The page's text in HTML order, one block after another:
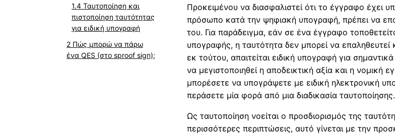
Ταυτοποίηση και
πιστοποίηση ταυτότητας
για ειδική υπογραφή
Πώς μπορώ να πάρω
ένα QES (στο sproof sign);
Προκειμένου να διασφαλιστεί ότι το έγγραφο έχει
πρόσωπο κατά την ψηφιακή υπογραφή, πρέπει να
του. Για παράδειγμα, εάν σε ένα έγγραφο
υπογραφής, η ταυτότητα δεν μπορεί να επαληθευτεί
εκ τούτου, απαιτείται ειδική υπογραφή για
να μεγιστοποιηθεί η αποδεικτική αξία και η νομική
μπορέσετε να υπογράψετε με ειδική ηλεκτρονική
περάσετε μία φορά από μια διαδικασία ταυτοποίησης.
Ως ταυτοποίηση νοείται ο προσδιορισμός της
περισσότερες περιπτώσεις, αυτό γίνεται με την